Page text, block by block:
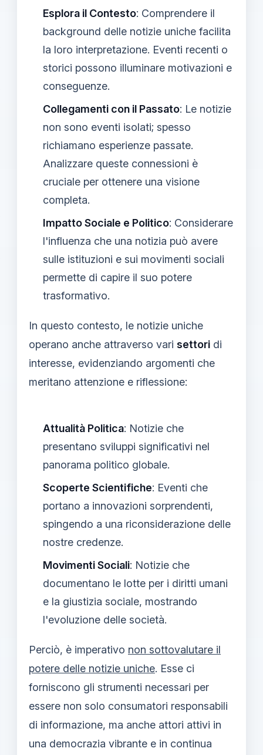
Esplora il Contesto: Comprendere il
background delle notizie uniche facilita
la loro interpretazione. Eventi recenti o
storici possono illuminare motivazioni e
conseguenze.
Collegamenti con il Passato: Le notizie
non sono eventi isolati; spesso
richiamano esperienze passate.
Analizzare queste connessioni è
cruciale per ottenere una visione
completa.
Impatto Sociale e Politico: Considerare
l'influenza che una notizia può avere
sulle istituzioni e sui movimenti sociali
permette di capire il suo potere
trasformativo.
In questo contesto, le notizie uniche
operano anche attraverso vari settori di
interesse, evidenziando argomenti che
meritano attenzione e riflessione:
Attualità Politica: Notizie che
presentano sviluppi significativi nel
panorama politico globale.
Scoperte Scientifiche: Eventi che
portano a innovazioni sorprendenti,
spingendo a una riconsiderazione delle
nostre credenze.
Movimenti Sociali: Notizie che
documentano le lotte per i diritti umani
e la giustizia sociale, mostrando
l'evoluzione delle società.
Perciò, è imperativo non sottovalutare il
potere delle notizie uniche. Esse ci
forniscono gli strumenti necessari per
essere non solo consumatori responsabili
di informazione, ma anche attori attivi in
una democrazia vibrante e in continua